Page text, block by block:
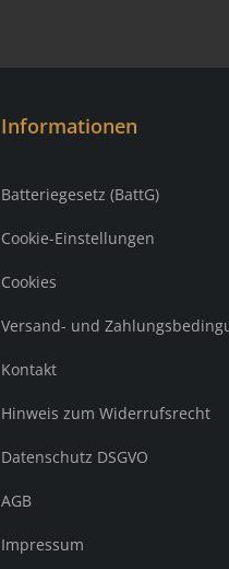
Informationen
Batteriegesetz (BattG)
Cookie-Einstellungen
Cookies
Versand- und
Kontakt
Hinweis zum Widerrufsrecht
Datenschutz DSGVO
AGB
Impressum